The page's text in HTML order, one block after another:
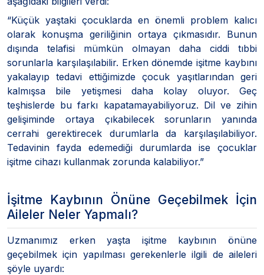
“Küçük yaştaki çocuklarda en önemli problem kalıcı
olarak konuşma geriliğinin ortaya çıkmasıdır. Bunun
dışında telafisi mümkün olmayan daha ciddi tıbbi
sorunlarla karşılaşılabilir. Erken dönemde işitme kaybını
yakalayıp tedavi ettiğimizde çocuk yaşıtlarından geri
kalmışsa bile yetişmesi daha kolay oluyor. Geç
teşhislerde bu farkı kapatamayabiliyoruz. Dil ve zihin
gelişiminde ortaya çıkabilecek sorunların yanında
cerrahi gerektirecek durumlarla da karşılaşılabiliyor.
Tedavinin fayda edemediği durumlarda ise çocuklar
işitme cihazı kullanmak zorunda kalabiliyor.”
İşitme Kaybının Önüne Geçebilmek İçin
Aileler Neler Yapmalı?
Uzmanımız erken yaşta işitme kaybının önüne
geçebilmek için yapılması gerekenlerle ilgili de aileleri
şöyle uyardı: